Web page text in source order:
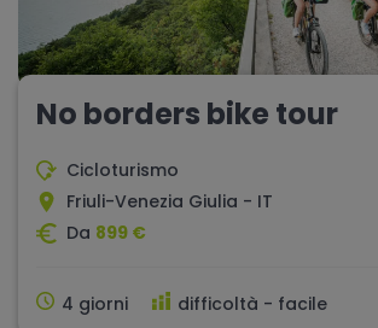
No borders bike tour
Cicloturismo
Friuli-Venezia Giulia - IT
Da 899 €
4 giorni difficoltà - facile